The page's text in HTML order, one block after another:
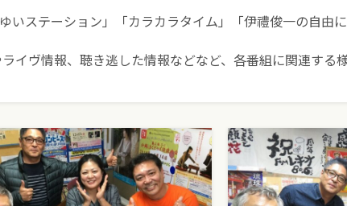
いステーション」「カラカラタイム」「伊禮俊一の自由
イヴ情報、聴き逃した情報などなど、各番組に関連する